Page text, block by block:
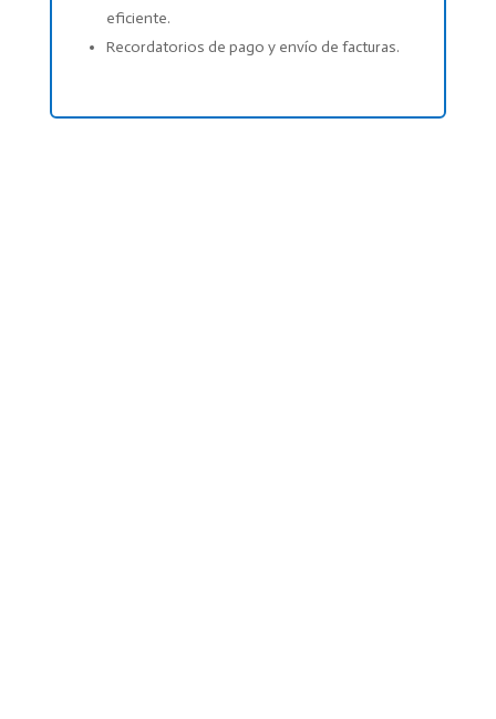
eficiente.
Recordatorios de pago y envío de facturas.